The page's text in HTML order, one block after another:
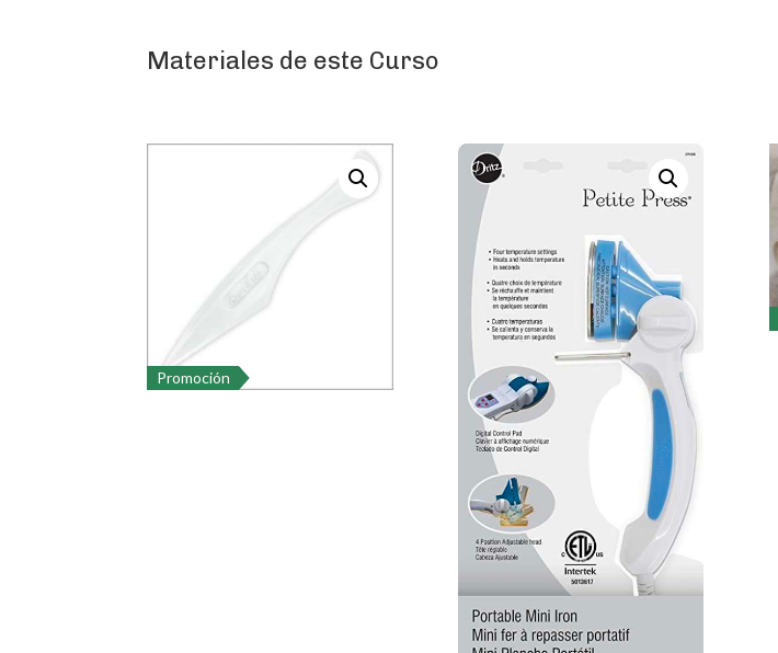
Materiales de este Curso
Promoción